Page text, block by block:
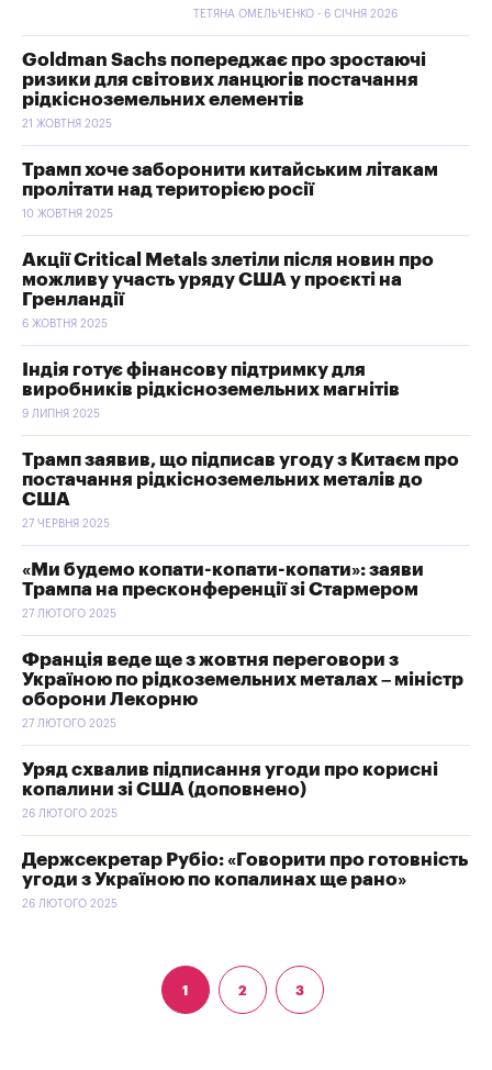
ТЕТЯНА ОМЕЛЬЧЕНКО - 6 СІЧНЯ 2026
Goldman Sachs попереджає про зростаючі
ризики для світових ланцюгів постачання
рідкісноземельних елементів
21 ЖОВТНЯ 2025
Трамп хоче заборонити китайським літакам
пролітати над територією росії
10 ЖОВТНЯ 2025
Акції Critical Metals злетіли після новин про
можливу участь уряду США у проєкті на
Гренландії
6 ЖОВТНЯ 2025
Індія готує фінансову підтримку для
виробників рідкісноземельних магнітів
9 ЛИПНЯ 2025
Трамп заявив, що підписав угоду з Китаєм про
постачання рідкісноземельних металів до
США
27 ЧЕРВНЯ 2025
«Ми будемо копати-копати-копати»: заяви
Трампа на пресконференції зі Стармером
27 ЛЮТОГО 2025
Франція веде ще з жовтня переговори з
Україною по рідкоземельних металах – міністр
оборони Лекорню
27 ЛЮТОГО 2025
Уряд схвалив підписання угоди про корисні
копалини зі США (доповнено)
26 ЛЮТОГО 2025
Держсекретар Рубіо: «Говорити про готовність
угоди з Україною по копалинах ще рано»
26 ЛЮТОГО 2025
1 2 3